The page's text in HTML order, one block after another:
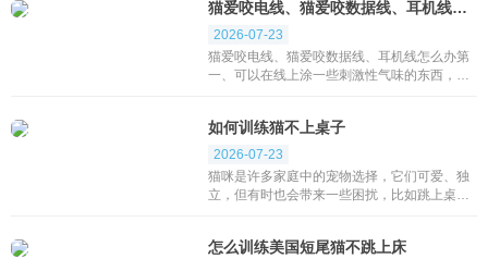
猫爱咬电线、猫爱咬数据线、耳机线怎么办
2026-07-23
猫爱咬电线、猫爱咬数据线、耳机线怎么办第
一、可以在线上涂一些刺激性气味的东西，特
鼠咬...
如何训练猫不上桌子
2026-07-23
猫咪是许多家庭中的宠物选择，它们可爱、独
立，但有时也会带来一些困扰，比如跳上桌子
介绍几种...
怎么训练美国短尾猫不跳上床